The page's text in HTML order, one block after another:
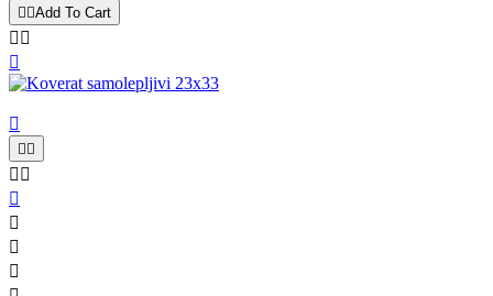
 Add To Cart
 


 
 



